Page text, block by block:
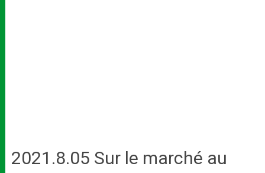
2021.8.05 Sur le marché au